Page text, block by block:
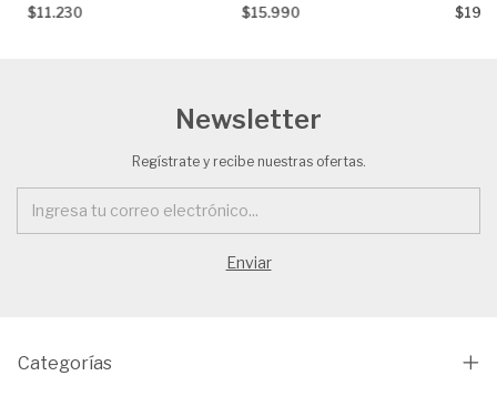
$11.230
$15.990
Newsletter
Regístrate y recibe nuestras ofertas.
Categorías